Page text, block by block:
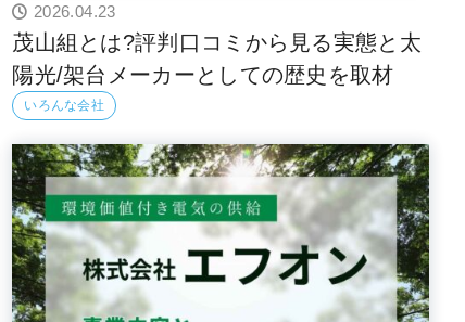
2026.04.23
茂山組とは?評判口コミから見る実態と太
陽光/架台メーカーとしての歴史を取材
いろんな会社